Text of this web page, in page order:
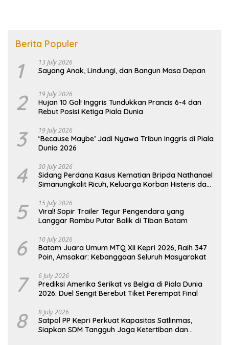
Berita Populer
1 13 July 2026
Sayang Anak, Lindungi, dan Bangun Masa Depan
2 19 July 2026
Hujan 10 Gol! Inggris Tundukkan Prancis 6-4 dan
Rebut Posisi Ketiga Piala Dunia
3 19 July 2026
‘Because Maybe’ Jadi Nyawa Tribun Inggris di Piala
Dunia 2026
4 30 July 2026
Sidang Perdana Kasus Kematian Bripda Nathanael
Simanungkalit Ricuh, Keluarga Korban Histeris dan
5 15 July 2026
Viral! Sopir Trailer Tegur Pengendara yang
Langgar Rambu Putar Balik di Tiban Batam
6 10 July 2026
Batam Juara Umum MTQ XII Kepri 2026, Raih 347
Poin, Amsakar: Kebanggaan Seluruh Masyarakat
7 6 July 2026
Prediksi Amerika Serikat vs Belgia di Piala Dunia
2026: Duel Sengit Berebut Tiket Perempat Final
8 8 July 2026
Satpol PP Kepri Perkuat Kapasitas Satlinmas,
Siapkan SDM Tangguh Jaga Ketertiban dan